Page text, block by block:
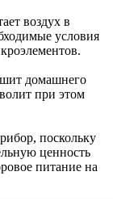
воздух в
условия
домашнего
при этом
поскольку
ценность
питание на